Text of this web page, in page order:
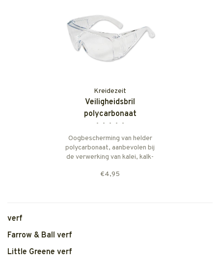
Kreidezeit
Veiligheidsbril
polycarbonaat
• • • • •
Oogbescherming van helder
polycarbonaat, aanbevolen bij
de verwerking van kalei, kalk-
alkalische producten
€4,95
verf
Farrow & Ball verf
Little Greene verf